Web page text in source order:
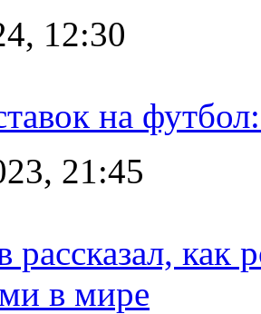
12:30
на
21:45
рассказал, как
в мире